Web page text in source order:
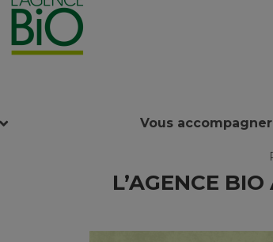
Vous accompagner
L’AGENCE